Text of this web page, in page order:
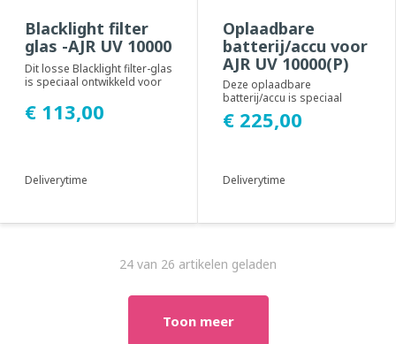
Blacklight filter
glas -AJR UV 10000
Dit losse Blacklight filter-glas
is speciaal ontwikkeld voor
inspectielamp...
€ 113,00
Deliverytime
Oplaadbare
batterij/accu voor
AJR UV 10000(P)
Deze oplaadbare
batterij/accu is speciaal
ontwikkeld voor de AJR UV
10000 en AJR UV 10000P...
€ 225,00
Deliverytime
24 van 26 artikelen geladen
Toon meer